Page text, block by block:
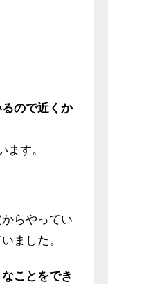
ので近くか
す。
らやってい
ました。
ことをでき